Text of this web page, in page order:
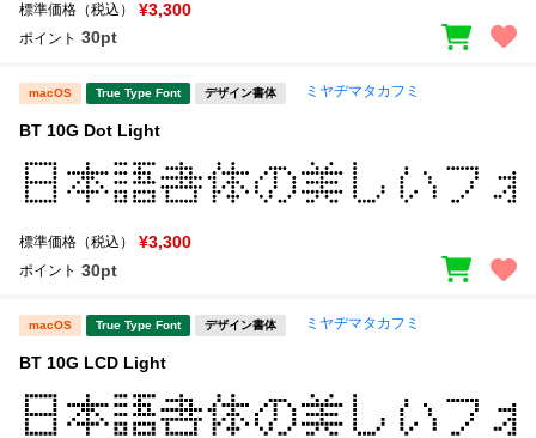
標準価格（税込） ¥3,300
ポイント 30pt
macOS True Type Font デザイン書体 ミヤヂマタカフミ
BT 10G Dot Light
標準価格（税込） ¥3,300
ポイント 30pt
macOS True Type Font デザイン書体 ミヤヂマタカフミ
BT 10G LCD Light